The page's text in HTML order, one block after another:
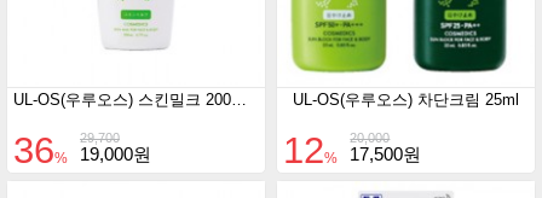
UL-OS(우루오스) 스킨밀크 200ml 중.건성용
29,700
36% 19,000원
UL-OS(우루오스) 차단크림 25ml
20,000
12% 17,500원